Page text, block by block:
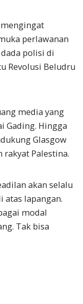
perlawanan
polisi di
Revolusi Beludru
media yang
Gading. Hingga
Glasgow
rakyat Palestina.
akan selalu
lapangan.
modal
Tak bisa